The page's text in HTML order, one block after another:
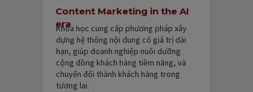
Khóa học cung cấp phương pháp xây
dựng hệ thống nội dung có giá trị dài
hạn, giúp doanh nghiệp nuôi dưỡng
cộng đồng khách hàng tiềm năng, và
chuyển đổi thành khách hàng trong
tương lai.
Content Marketing in the AI
era